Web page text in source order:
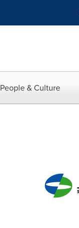
People & Culture